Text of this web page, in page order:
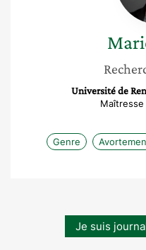
Université de
Genre
Je suis